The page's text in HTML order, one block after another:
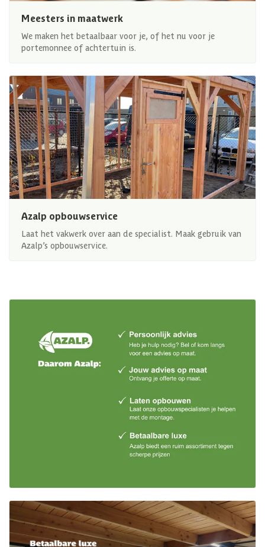
Meesters in maatwerk
We maken het betaalbaar voor je, of het nu voor je
portemonnee of achtertuin is.
Azalp opbouwservice
Laat het vakwerk over aan de specialist. Maak gebruik van
Azalp’s opbouwservice.